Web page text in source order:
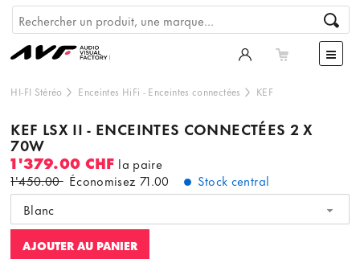
HI-FI Stéréo Enceintes HiFi - Enceintes connectées KEF
KEF LSX II - ENCEINTES CONNECTÉES 2 X
70W
1'379.00 CHF la paire
1'450.00 Économisez 71.00
Stock central
Blanc
AJOUTER AU PANIER